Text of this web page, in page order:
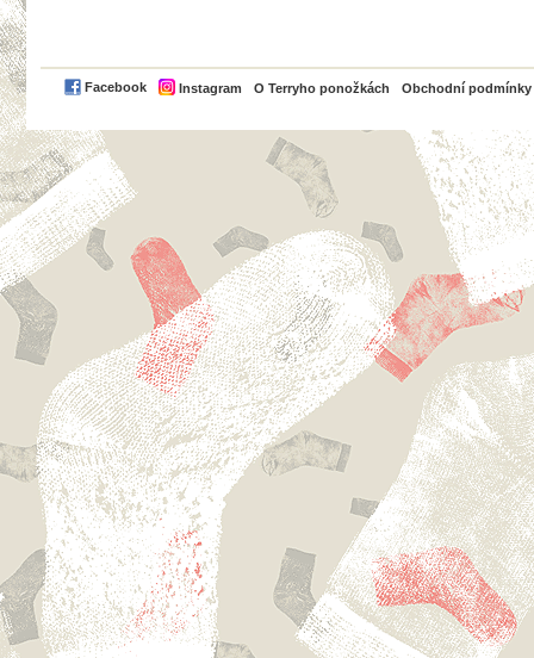
Facebook Instagram O Terryho ponožkách Obchodní podmínky
PayPal